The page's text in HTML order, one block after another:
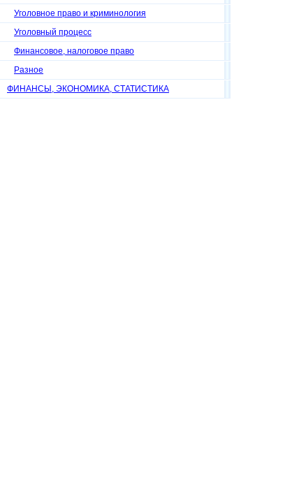
Уголовное право и криминология
Уголовный процесс
Финансовое, налоговое право
Разное
ФИНАНСЫ, ЭКОНОМИКА, СТАТИСТИКА